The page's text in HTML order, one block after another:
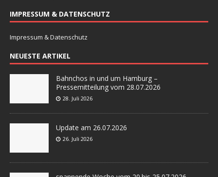
IMPRESSUM & DATENSCHUTZ
Impressum & Datenschutz
NEUESTE ARTIKEL
Bahnchos in und um Hamburg –
Pressemitteilung vom 28.07.2026
28. Juli 2026
Update am 26.07.2026
26. Juli 2026